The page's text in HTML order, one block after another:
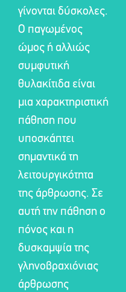
γίνονται δύσκολες.
Ο παγωμένος
ώμος ή αλλιώς
συμφυτική
θυλακίτιδα είναι
μια χαρακτηριστική
πάθηση που
υποσκάπτει
σημαντικά τη
λειτουργικότητα
της άρθρωσης. Σε
αυτή την πάθηση ο
πόνος και η
δυσκαμψία της
γληνοβραχιόνιας
άρθρωσης